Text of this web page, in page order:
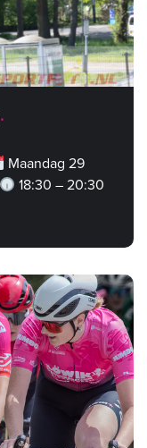
Maandag 29
18:30 – 20:30